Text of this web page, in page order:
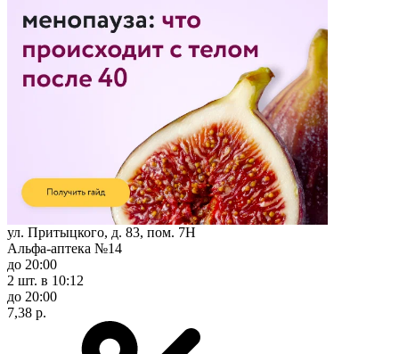
ул. Притыцкого, д. 83, пом. 7Н
Альфа-аптека №14
до 20:00
2 шт. в 10:12
до 20:00
7,38 р.